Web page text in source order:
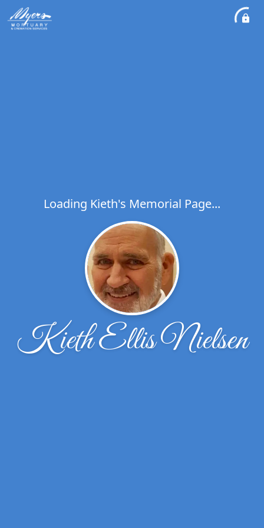
Loading Kieth's Memorial Page...
Kieth Ellis Nielsen